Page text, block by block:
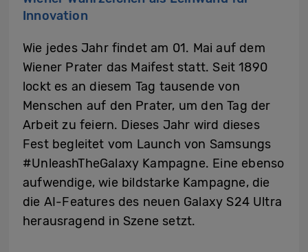
Innovation
Wie jedes Jahr findet am 01. Mai auf dem
Wiener Prater das Maifest statt. Seit 1890
lockt es an diesem Tag tausende von
Menschen auf den Prater, um den Tag der
Arbeit zu feiern. Dieses Jahr wird dieses
Fest begleitet vom Launch von Samsungs
#UnleashTheGalaxy Kampagne. Eine ebenso
aufwendige, wie bildstarke Kampagne, die
die AI-Features des neuen Galaxy S24 Ultra
herausragend in Szene setzt.